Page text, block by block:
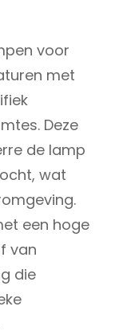
voor
met
Deze
de lamp
wat
een hoge
van
die